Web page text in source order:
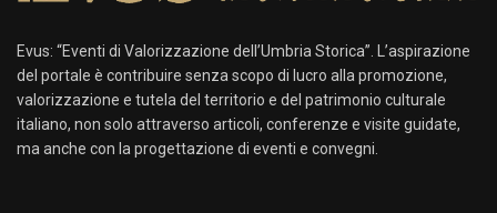
Evus: “Eventi di Valorizzazione dell’Umbria Storica”. L’aspirazione
del portale è contribuire senza scopo di lucro alla promozione,
valorizzazione e tutela del territorio e del patrimonio culturale
italiano, non solo attraverso articoli, conferenze e visite guidate,
ma anche con la progettazione di eventi e convegni.